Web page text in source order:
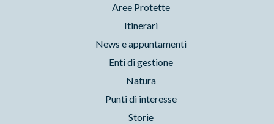
Aree Protette
Itinerari
News e appuntamenti
Enti di gestione
Natura
Punti di interesse
Storie